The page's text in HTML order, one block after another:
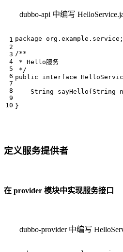
dubbo-api 中编写
package org.example.service ;
*/
public
interface
String
sayHello ( String
}
定义服务提供者
在 provider 模块中实现服务接口
dubbo-provider 中编写